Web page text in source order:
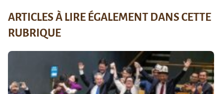
ARTICLES À LIRE ÉGALEMENT DANS CETTE
RUBRIQUE